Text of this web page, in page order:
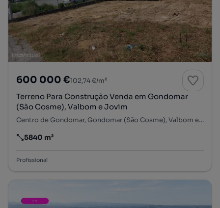
600 000 €102,74 €/m²
Terreno Para Construção Venda em Gondomar
(São Cosme), Valbom e Jovim
Centro de Gondomar, Gondomar (São Cosme), Valbom e Jovim, Gondomar, Porto
Preço por metro quadrado
5840 m²
Profissional